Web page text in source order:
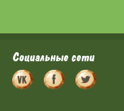
Социальные сети